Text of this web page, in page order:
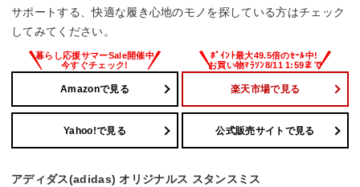
サポートする、快適な履き心地のモノを探している方はチェック
してみてください。
Amazonで見る 楽天市場で見る
Yahoo!で見る 公式販売サイトで見る
アディダス(adidas) オリジナルス スタンスミス